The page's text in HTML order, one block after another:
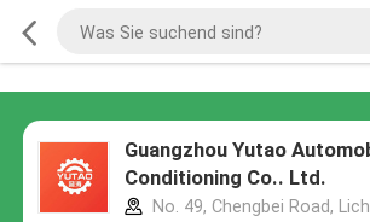
Guangzhou Yutao
Conditioning Co.. Ltd.
No. 49, Chengbei Road,